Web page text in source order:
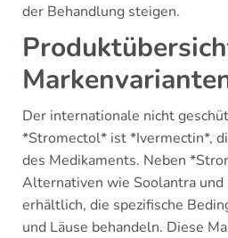
der Behandlung steigen.
Der internationale nicht
*Stromectol* ist *Ivermectin*,
des Medikaments. Neben
Alternativen wie Soolantra und
erhältlich, die spezifische
und Läuse behandeln. Diese